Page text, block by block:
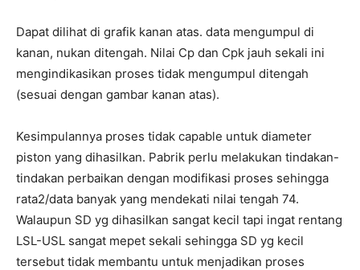
Dapat dilihat di grafik kanan atas. data mengumpul di
kanan, nukan ditengah. Nilai Cp dan Cpk jauh sekali ini
mengindikasikan proses tidak mengumpul ditengah
(sesuai dengan gambar kanan atas).
Kesimpulannya proses tidak capable untuk diameter
piston yang dihasilkan. Pabrik perlu melakukan tindakan-
tindakan perbaikan dengan modifikasi proses sehingga
rata2/data banyak yang mendekati nilai tengah 74.
Walaupun SD yg dihasilkan sangat kecil tapi ingat rentang
LSL-USL sangat mepet sekali sehingga SD yg kecil
tersebut tidak membantu untuk menjadikan proses